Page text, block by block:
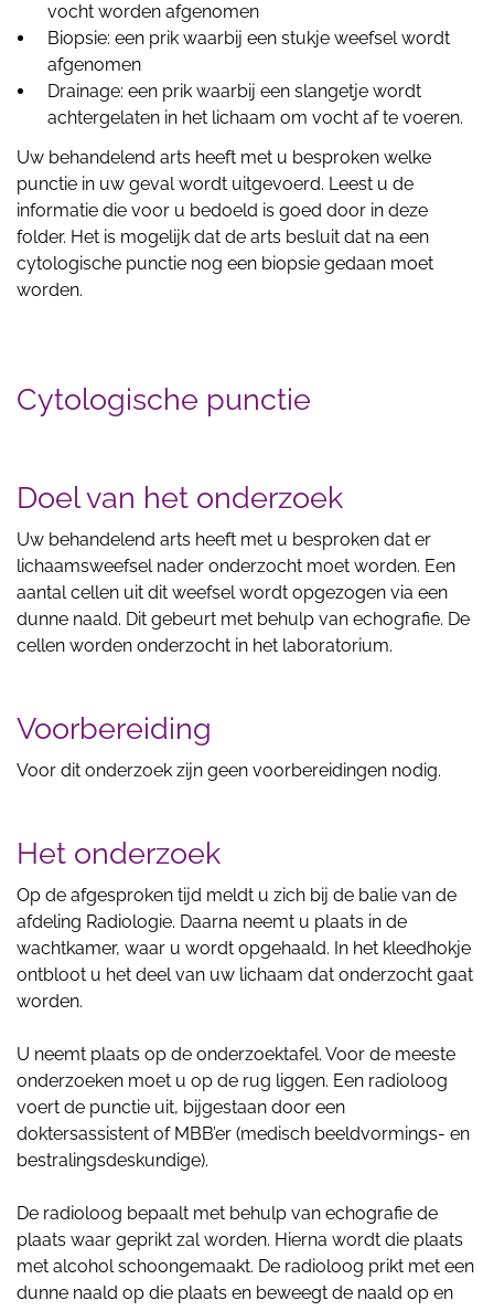
vocht worden afgenomen
Biopsie: een prik waarbij een stukje weefsel wordt
afgenomen
Drainage: een prik waarbij een slangetje wordt
achtergelaten in het lichaam om vocht af te voeren.
Uw behandelend arts heeft met u besproken welke
punctie in uw geval wordt uitgevoerd. Leest u de
informatie die voor u bedoeld is goed door in deze
folder. Het is mogelijk dat de arts besluit dat na een
cytologische punctie nog een biopsie gedaan moet
worden.
Cytologische punctie
Doel van het onderzoek
Uw behandelend arts heeft met u besproken dat er
lichaamsweefsel nader onderzocht moet worden. Een
aantal cellen uit dit weefsel wordt opgezogen via een
dunne naald. Dit gebeurt met behulp van echografie. De
cellen worden onderzocht in het laboratorium.
Voorbereiding
Voor dit onderzoek zijn geen voorbereidingen nodig.
Het onderzoek
Op de afgesproken tijd meldt u zich bij de balie van de
afdeling Radiologie. Daarna neemt u plaats in de
wachtkamer, waar u wordt opgehaald. In het kleedhokje
ontbloot u het deel van uw lichaam dat onderzocht gaat
worden.
U neemt plaats op de onderzoektafel. Voor de meeste
onderzoeken moet u op de rug liggen. Een radioloog
voert de punctie uit, bijgestaan door een
doktersassistent of MBB’er (medisch beeldvormings- en
bestralingsdeskundige).
De radioloog bepaalt met behulp van echografie de
plaats waar geprikt zal worden. Hierna wordt die plaats
met alcohol schoongemaakt. De radioloog prikt met een
dunne naald op die plaats en beweegt de naald op en